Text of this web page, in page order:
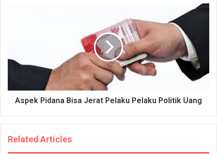
Aspek Pidana Bisa Jerat Pelaku Pelaku Politik Uang
Related Articles